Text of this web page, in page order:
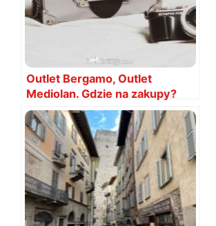
Outlet Bergamo, Outlet
Mediolan. Gdzie na zakupy?